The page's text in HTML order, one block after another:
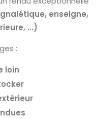
enseigne,
...)
:
loin